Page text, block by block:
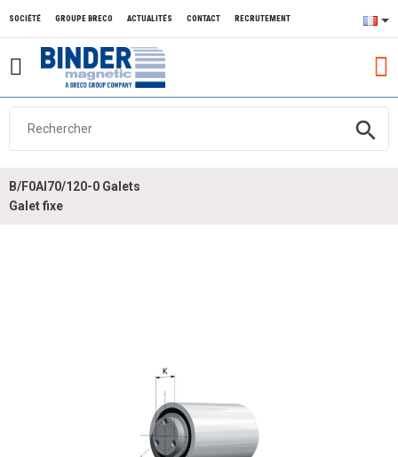
search
SOCIÉTÉ GROUPE BRECO ACTUALITÉS CONTACT RECRUTEMENT
B/F0Al70/120-0 Galets
Galet fixe